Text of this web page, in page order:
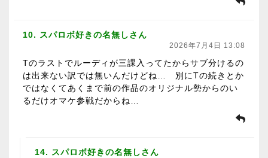
10. スパロボ好きの名無しさん
2026年7月4日 13:08
Tのラストでルーディが三課入ってたからサブ分けるの
は出来ない訳では無いんだけどね… 別にTの続きとか
ではなくてあくまで前の作品のオリジナル勢からのい
るだけオマケ参戦だからね…
14. スパロボ好きの名無しさん